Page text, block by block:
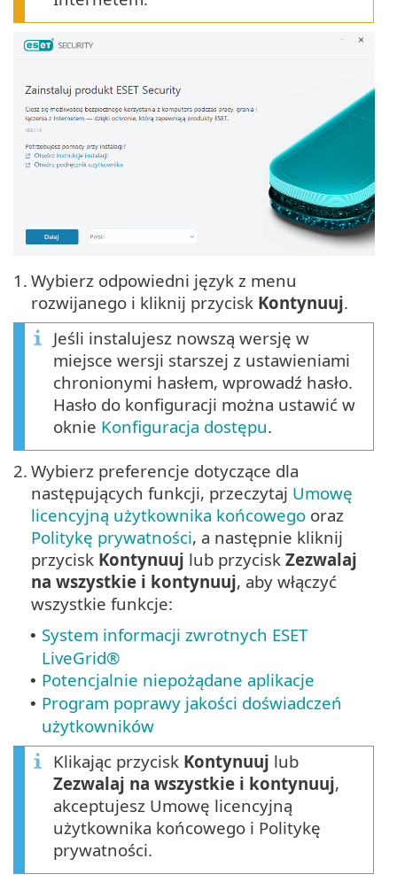
1. Wybierz odpowiedni język z menu
rozwijanego i kliknij przycisk Kontynuuj.
Jeśli instalujesz nowszą wersję w
miejsce wersji starszej z ustawieniami
chronionymi hasłem, wprowadź hasło.
Hasło do konfiguracji można ustawić w
oknie Konfiguracja dostępu.
2. Wybierz preferencje dotyczące dla
następujących funkcji, przeczytaj Umowę
licencyjną użytkownika końcowego oraz
Politykę prywatności, a następnie kliknij
przycisk Kontynuuj lub przycisk Zezwalaj
na wszystkie i kontynuuj, aby włączyć
wszystkie funkcje:
• System informacji zwrotnych ESET
LiveGrid®
• Potencjalnie niepożądane aplikacje
• Program poprawy jakości doświadczeń
użytkowników
Klikając przycisk Kontynuuj lub
Zezwalaj na wszystkie i kontynuuj,
akceptujesz Umowę licencyjną
użytkownika końcowego i Politykę
prywatności.